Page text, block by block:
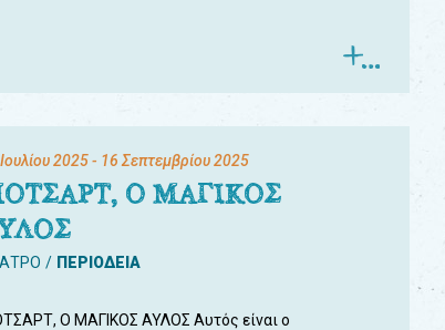
2025- 16 Σεπτεμβρίου 2025
Ο ΜΑΓΙΚΟΣ
ΠΕΡΙΟΔΕΙΑ
Ο ΜΑΓΙΚΟΣ ΑΥΛΟΣ Αυτός είναι ο